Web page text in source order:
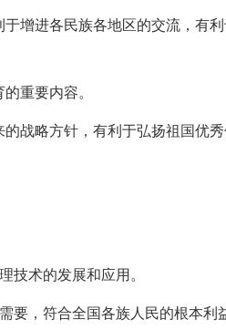
增进各民族各地区的交流，有
重要内容。
战略方针，有利于弘扬祖国优
术的发展和应用。
，符合全国各族人民的根本利